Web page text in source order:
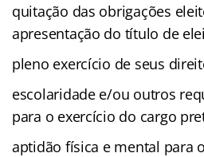
quitação das obrigações
apresentação do título de
pleno exercício de seus
escolaridade e/ou outros
para o exercício do cargo
aptidão física e mental para